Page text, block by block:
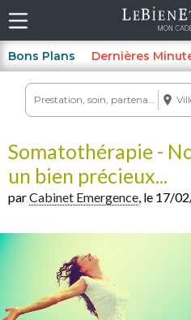
Bons Plans Dernières
Somatothérapie -
un bien précieux...
parCabinet Emergence, le 17/